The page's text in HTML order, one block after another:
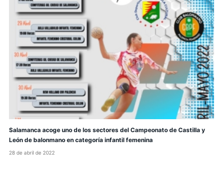
Salamanca acoge uno de los sectores del Campeonato de Castilla y
León de balonmano en categoría infantil femenina
28 de abril de 2022